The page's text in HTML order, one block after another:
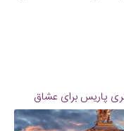
پاریس برای عشاق